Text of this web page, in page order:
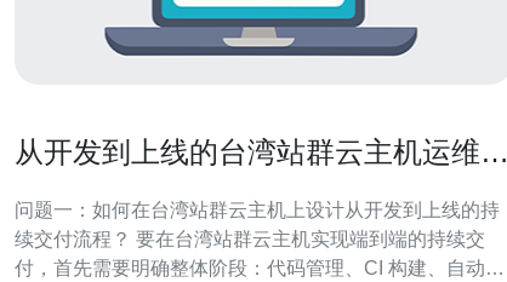
从开发到上线的台湾站群云主机运维自
问题一：如何在台湾站群云主机上设计从开发到上线的持
续交付流程？ 要在台湾站群云主机实现端到端的持续交
付，首先需要明确整体阶段：代码管理、CI 构建、自动化